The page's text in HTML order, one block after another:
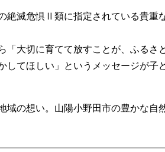
絶滅危惧Ⅱ類に指定されている貴重
「大切に育てて放すことが、ふるさ
してほしい」というメッセージが子
域の想い。山陽小野田市の豊かな自